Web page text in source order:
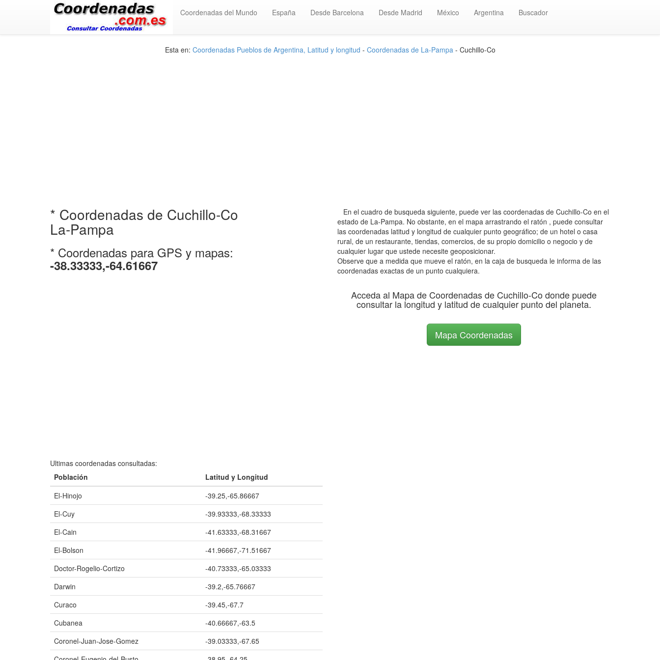
Coordenadas del Mundo España Desde Barcelona Desde Madrid México Argentina Buscador
Esta en: Coordenadas Pueblos de Argentina, Latitud y longitud - Coordenadas de La-Pampa- Cuchillo-Co
* Coordenadas de Cuchillo-Co
La-Pampa
* Coordenadas para GPS y mapas:
-38.33333,-64.61667
Ultimas coordenadas consultadas:
Población
Latitud y Longitud
El-Hinojo
-39.25,-65.86667
El-Cuy
-39.93333,-68.33333
El-Cain
-41.63333,-68.31667
El-Bolson
-41.96667,-71.51667
Doctor-Rogelio-Cortizo
-40.73333,-65.03333
Darwin
-39.2,-65.76667
Curaco
-39.45,-67.7
Cubanea
-40.66667,-63.5
Coronel-Juan-Jose-Gomez
-39.03333,-67.65
En el cuadro de busqueda siguiente, puede ver las coordenadas de Cuchillo-Co en el
estado de La-Pampa. No obstante, en el mapa arrastrando el ratón , puede consultar
las coordenadas latitud y longitud de cualquier punto geográfico; de un hotel o casa
rural, de un restaurante, tiendas, comercios, de su propio domicilio o negocio y de
cualquier lugar que ustede necesite geoposicionar.
Observe que a medida que mueve el ratón, en la caja de busqueda le informa de las
coordenadas exactas de un punto cualquiera.
Acceda al Mapa de Coordenadas de Cuchillo-Co donde puede
consultar la longitud y latitud de cualquier punto del planeta.
Mapa Coordenadas